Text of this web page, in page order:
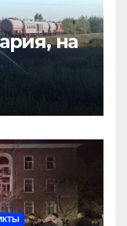
на